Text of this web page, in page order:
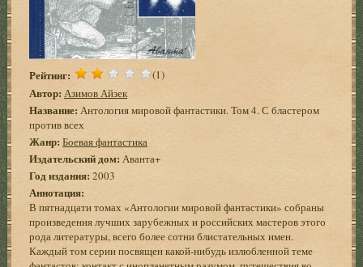
Рейтинг: (1)
Автор: Азимов Айзек
Название: Антология мировой фантастики. Том 4. С бластером
против всех
Жанр: Боевая фантастика
Издательский дом: Аванта+
Год издания:2003
Аннотация:
В пятнадцати томах «Антологии мировой фантастики» собраны
произведения лучших зарубежных и российских мастеров этого
рода литературы, всего более сотни блистательных имен.
Каждый том серии посвящен какой-нибудь излюбленной теме